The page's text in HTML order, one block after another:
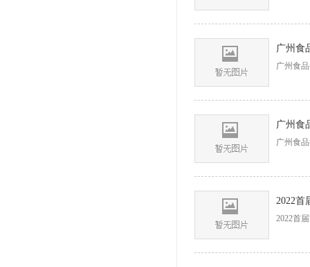
广州食
广州食
广州食
2022首
2022首